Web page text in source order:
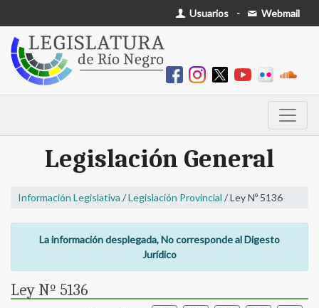
Usuarios - Webmail
Legislación General
Información Legislativa /Legislación Provincial / Ley Nº 5136
La información desplegada, No corresponde al Digesto
Jurídico
Ley Nº 5136